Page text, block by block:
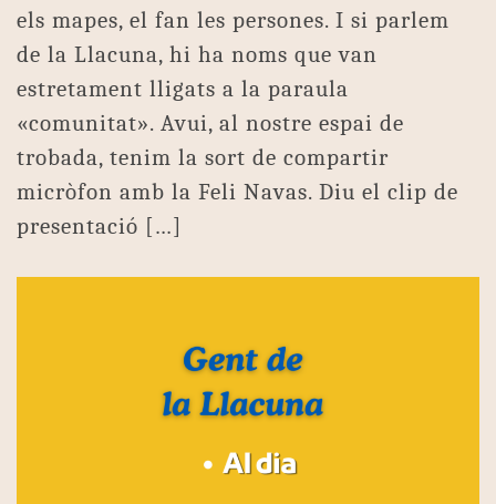
els mapes, el fan les persones. I si parlem
de la Llacuna, hi ha noms que van
estretament lligats a la paraula
«comunitat». Avui, al nostre espai de
trobada, tenim la sort de compartir
micròfon amb la Feli Navas. Diu el clip de
presentació […]